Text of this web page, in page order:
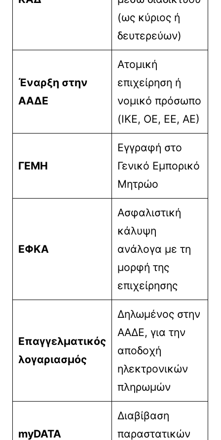
(ως κύριος ή
δευτερεύων)
Έναρξη στην
ΑΑΔΕ
Ατομική
επιχείρηση ή
νομικό πρόσωπο
(ΙΚΕ, ΟΕ, ΕΕ, ΑΕ)
ΓΕΜΗ
Εγγραφή στο
Γενικό Εμπορικό
Μητρώο
ΕΦΚΑ
Ασφαλιστική
κάλυψη
ανάλογα με τη
μορφή της
επιχείρησης
Επαγγελματικός
λογαριασμός
Δηλωμένος στην
ΑΑΔΕ, για την
αποδοχή
ηλεκτρονικών
πληρωμών
myDATA
Διαβίβαση
παραστατικών